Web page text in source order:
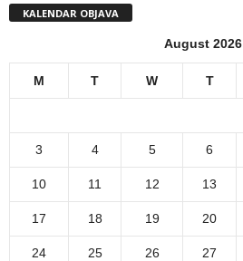
KALENDAR OBJAVA
August 2026
M T W T
3 4 5 6
10 11 12 13
17 18 19 20
24 25 26 27